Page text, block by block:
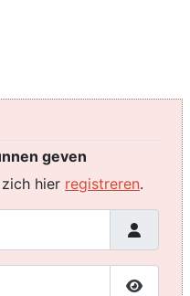
geven
hier registreren.